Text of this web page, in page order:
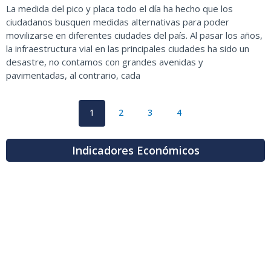
La medida del pico y placa todo el día ha hecho que los
ciudadanos busquen medidas alternativas para poder
movilizarse en diferentes ciudades del país. Al pasar los años,
la infraestructura vial en las principales ciudades ha sido un
desastre, no contamos con grandes avenidas y
pavimentadas, al contrario, cada
1 2 3 4
Indicadores Económicos